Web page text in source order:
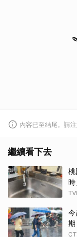
內容已至結尾。請
繼續看下去
期